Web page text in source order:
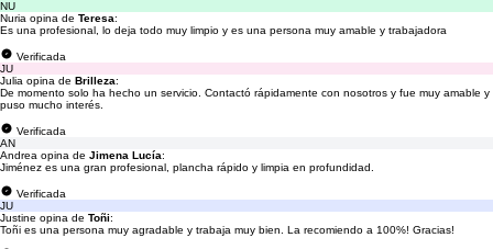
NU
Nuria opina de Teresa:
Es una profesional, lo deja todo muy limpio y es una persona muy amable y trabajadora
Verificada
JU
Julia opina de Brilleza:
De momento solo ha hecho un servicio. Contactó rápidamente con nosotros y fue muy amable y
puso mucho interés.
Verificada
AN
Andrea opina de Jimena Lucía:
Jiménez es una gran profesional, plancha rápido y limpia en profundidad.
Verificada
JU
Justine opina de Toñi:
Toñi es una persona muy agradable y trabaja muy bien. La recomiendo a 100%! Gracias!